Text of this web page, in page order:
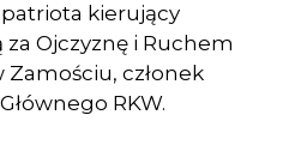
kierujący
Ojczyznę i Ruchem
członek
RKW.